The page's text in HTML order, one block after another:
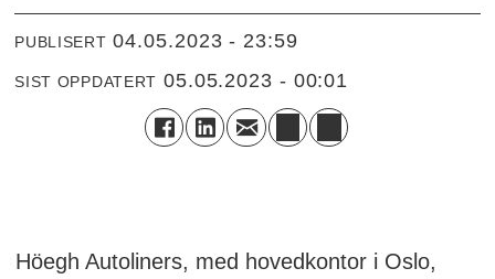
PUBLISERT 04.05.2023 - 23:59
SIST OPPDATERT 05.05.2023 - 00:01
Höegh Autoliners, med hovedkontor i Oslo,